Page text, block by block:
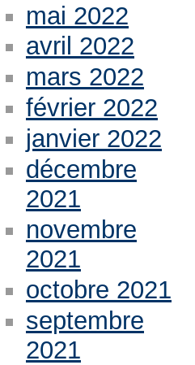
mai 2022
avril 2022
mars 2022
février 2022
janvier 2022
décembre
2021
novembre
2021
octobre 2021
septembre
2021